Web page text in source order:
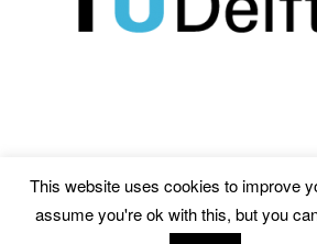
Ondersteund door
This website uses cookies to improve
assume you're ok with this, but you